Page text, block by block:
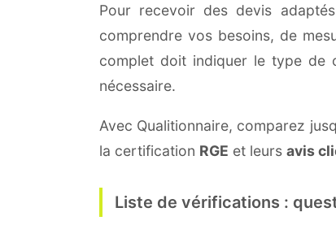
Pour recevoir des devis
comprendre vos besoins, de
complet doit indiquer le type de
nécessaire.
Avec Qualitionnaire, comparez
la certification RGE et leurs avis
Liste de vérifications :